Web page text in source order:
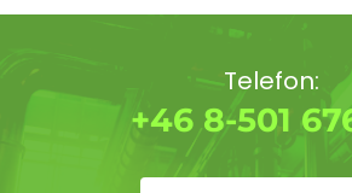
Telefon:
+46 8-501